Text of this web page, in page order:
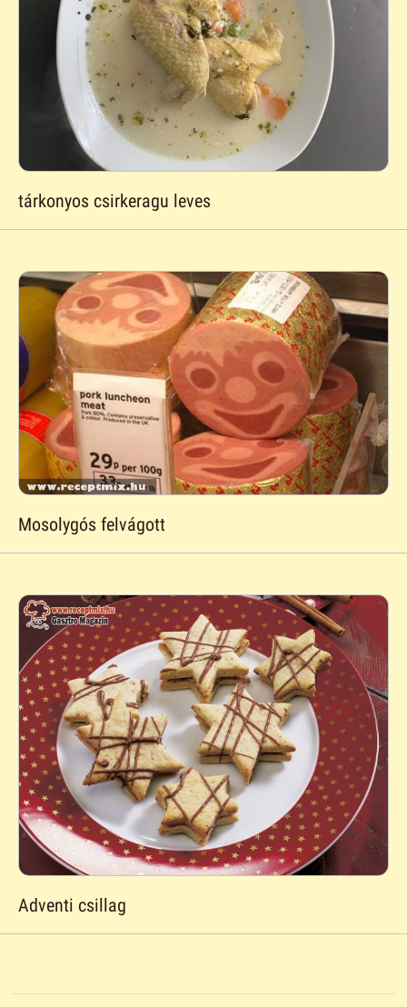
tárkonyos csirkeragu leves
Mosolygós felvágott
Adventi csillag